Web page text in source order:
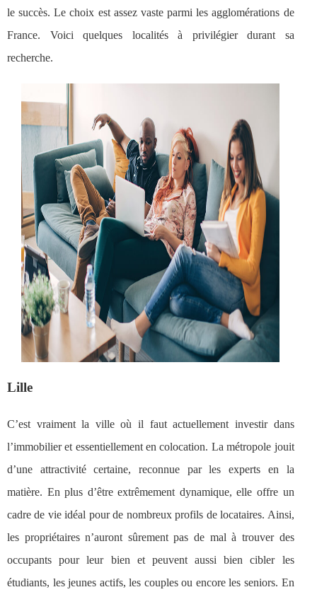
le succès. Le choix est assez vaste parmi les agglomérations de
France. Voici quelques localités à privilégier durant sa
recherche.
Lille
C’est vraiment la ville où il faut actuellement investir dans
l’immobilier et essentiellement en colocation. La métropole jouit
d’une attractivité certaine, reconnue par les experts en la
matière. En plus d’être extrêmement dynamique, elle offre un
cadre de vie idéal pour de nombreux profils de locataires. Ainsi,
les propriétaires n’auront sûrement pas de mal à trouver des
occupants pour leur bien et peuvent aussi bien cibler les
étudiants, les jeunes actifs, les couples ou encore les seniors. En